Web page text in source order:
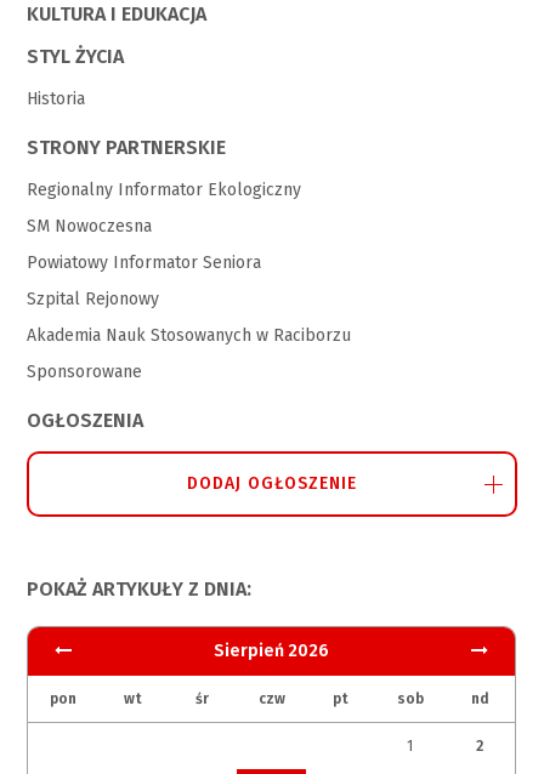
KULTURA I EDUKACJA
STYL ŻYCIA
Historia
STRONY PARTNERSKIE
Regionalny Informator Ekologiczny
SM Nowoczesna
Powiatowy Informator Seniora
Szpital Rejonowy
Akademia Nauk Stosowanych w Raciborzu
Sponsorowane
OGŁOSZENIA
DODAJ OGŁOSZENIE
POKAŻ ARTYKUŁY Z DNIA:
Sierpień 2026
pon wt śr czw pt sob nd
1 2